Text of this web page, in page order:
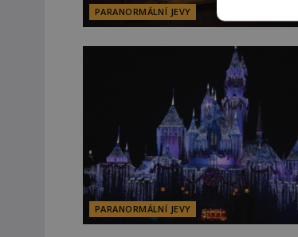
PARANORMÁLNÍ JEVY
PARANORMÁLNÍ JEVY